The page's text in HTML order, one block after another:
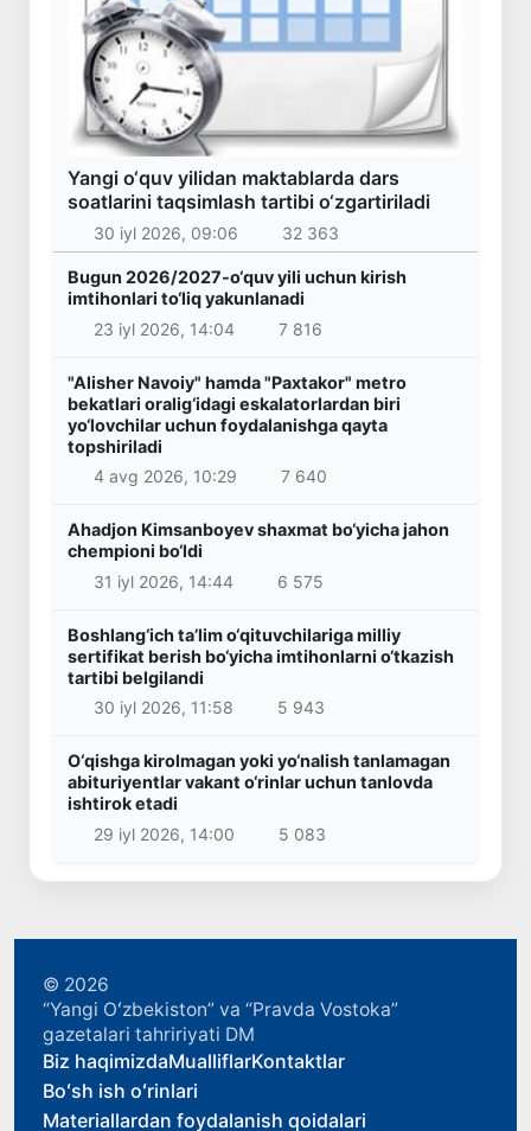
Yangi o‘quv yilidan maktablarda dars
soatlarini taqsimlash tartibi o‘zgartiriladi
30 iyl 2026, 09:06 32 363
Bugun 2026/2027-o‘quv yili uchun kirish
imtihonlari to‘liq yakunlanadi
23 iyl 2026, 14:04
7 816
"Alisher Navoiy" hamda "Paxtakor" metro
bekatlari oralig‘idagi eskalatorlardan biri
yo‘lovchilar uchun foydalanishga qayta
topshiriladi
4 avg 2026, 10:29
7 640
Ahadjon Kimsanboyev shaxmat bo‘yicha jahon
chempioni bo‘ldi
31 iyl 2026, 14:44
6 575
Boshlang‘ich ta’lim o‘qituvchilariga milliy
sertifikat berish bo‘yicha imtihonlarni o‘tkazish
tartibi belgilandi
30 iyl 2026, 11:58
5 943
O‘qishga kirolmagan yoki yo‘nalish tanlamagan
abituriyentlar vakant o‘rinlar uchun tanlovda
ishtirok etadi
29 iyl 2026, 14:00
5 083
© 2026
“Yangi Oʻzbekiston” va “Pravda Vostoka”
gazetalari tahririyati DM
Biz haqimizdaMualliflarKontaktlar
Boʻsh ish oʻrinlari
Materiallardan foydalanish qoidalari